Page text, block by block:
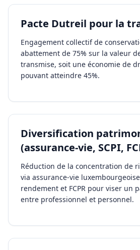
Pacte Dutreil pour la
Engagement collectif de
abattement de 75% sur la valeur
transmise, soit une économie de
pouvant atteindre 45%.
Diversification
(assurance-vie, SCPI,
Réduction de la concentration de
via assurance-vie
rendement et FCPR pour viser un
entre professionnel et personnel.